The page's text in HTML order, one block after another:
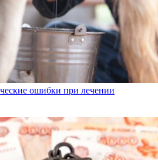
ошибки при лечении